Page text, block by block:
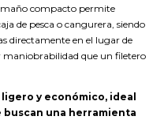
compacto permite
de pesca o cangurera, siendo
directamente en el lugar de
maniobrabilidad que un filetero
y económico, ideal
una herramienta